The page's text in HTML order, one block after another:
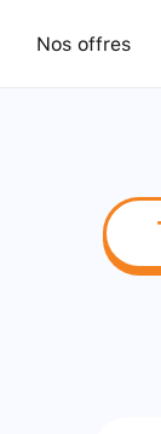
Nos offres